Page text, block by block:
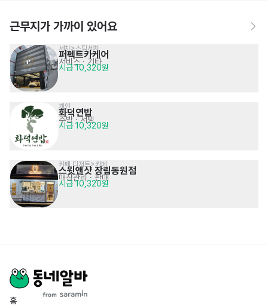
근무지가 가까이 있어요
세차>스팀세차
퍼펙트카케어
서비스· 기타
시급 10,320원
개인
화덕연밥
주방· 서빙
시급 10,320원
카페,디저트>카페
스윗앤샷 장림동원점
매장관리 · 판매
시급 10,320원
홈